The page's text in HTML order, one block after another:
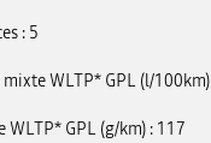
5
WLTP* GPL (l/100km)
WLTP* GPL (g/km) 117